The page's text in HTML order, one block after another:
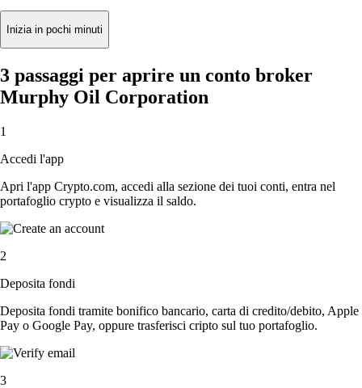
Inizia in pochi minuti
3 passaggi per aprire un conto broker
Murphy Oil Corporation
1
Accedi l'app
Apri l'app Crypto.com, accedi alla sezione dei tuoi conti, entra nel
portafoglio crypto e visualizza il saldo.
2
Deposita fondi
Deposita fondi tramite bonifico bancario, carta di credito/debito, Apple
Pay o Google Pay, oppure trasferisci cripto sul tuo portafoglio.
3